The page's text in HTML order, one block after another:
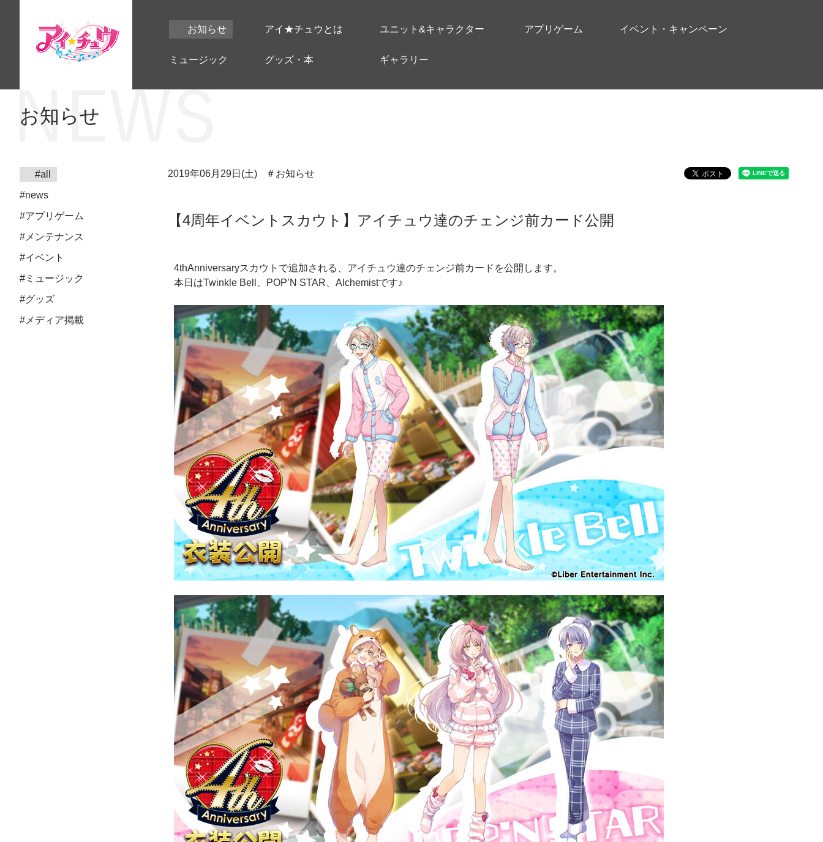
お知らせ アイ★チュウとは ユニット&キャラクター アプリゲーム イベント・キャンペーン
ミュージック グッズ・本 ギャラリー
お知らせ
#all
#news
#アプリゲーム
#メンテナンス
#イベント
#ミュージック
#グッズ
#メディア掲載
2019年06月29日(土) ＃お知らせ
【4周年イベントスカウト】アイチュウ達のチェンジ前カード公開
4thAnniversaryスカウトで追加される、アイチュウ達のチェンジ前カードを公開します。
本日はTwinkle Bell、POP’N STAR、Alchemistです♪